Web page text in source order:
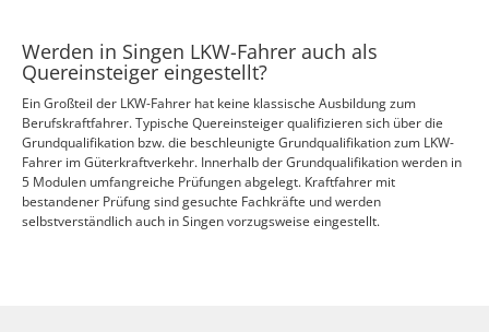
Werden in Singen LKW-Fahrer auch als
Quereinsteiger eingestellt?
Ein Großteil der LKW-Fahrer hat keine klassische Ausbildung zum
Berufskraftfahrer. Typische Quereinsteiger qualifizieren sich über die
Grundqualifikation bzw. die beschleunigte Grundqualifikation zum LKW-
Fahrer im Güterkraftverkehr. Innerhalb der Grundqualifikation werden in
5 Modulen umfangreiche Prüfungen abgelegt. Kraftfahrer mit
bestandener Prüfung sind gesuchte Fachkräfte und werden
selbstverständlich auch in Singen vorzugsweise eingestellt.